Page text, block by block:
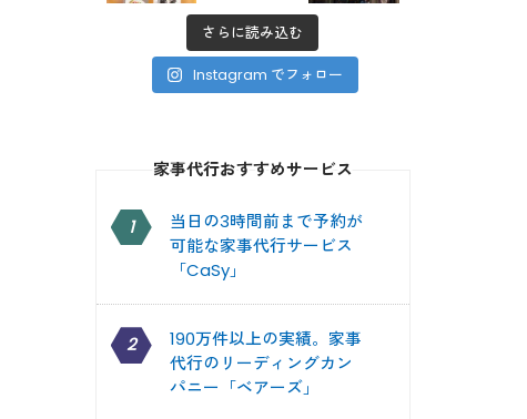
さらに読み込む
Instagram でフォロー
家事代行おすすめサービス
1
当日の3時間前まで予約が
可能な家事代行サービス
「CaSy」
2
190万件以上の実績。家事
代行のリーディングカン
パニー「ベアーズ」